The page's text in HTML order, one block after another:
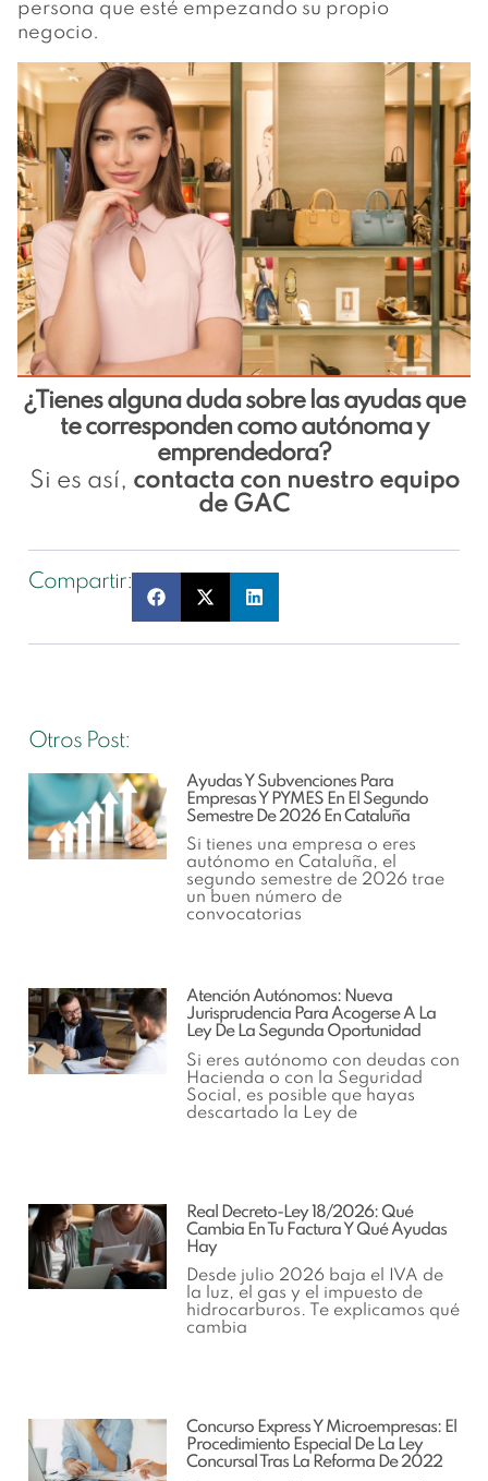
persona que esté empezando su propio
negocio.
¿Tienes alguna duda sobre las ayudas que
te corresponden como autónoma y
emprendedora?
Si es así, contacta con nuestro equipo
de GAC
Compartir:
Otros Post:
Ayudas Y Subvenciones Para
Empresas Y PYMES En El Segundo
Semestre De 2026 En Cataluña
Si tienes una empresa o eres
autónomo en Cataluña, el
segundo semestre de 2026 trae
un buen número de
convocatorias
Atención Autónomos: Nueva
Jurisprudencia Para Acogerse A La
Ley De La Segunda Oportunidad
Si eres autónomo con deudas con
Hacienda o con la Seguridad
Social, es posible que hayas
descartado la Ley de
Real Decreto-Ley 18/2026: Qué
Cambia En Tu Factura Y Qué Ayudas
Hay
Desde julio 2026 baja el IVA de
la luz, el gas y el impuesto de
hidrocarburos. Te explicamos qué
cambia
Concurso Express Y Microempresas: El
Procedimiento Especial De La Ley
Concursal Tras La Reforma De 2022